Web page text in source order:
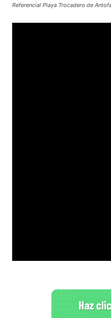
Referencial Playa Trocadero de